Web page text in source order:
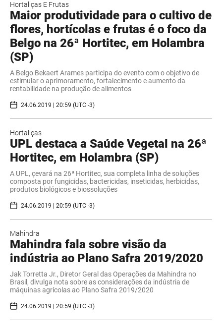
Hortaliças E Frutas
Maior produtividade para o cultivo de
flores, hortícolas e frutas é o foco da
Belgo na 26ª Hortitec, em Holambra
(SP)
A Belgo Bekaert Arames participa do evento com o objetivo de
estimular o aprimoramento, fortalecimento e aumento da
rentabilidade na produção de alimentos
24.06.2019 | 20:59 (UTC -3)
Hortaliças
UPL destaca a Saúde Vegetal na 26ª
Hortitec, em Holambra (SP)
A UPL, çevará na 26ª Hortitec, sua completa linha de soluções
composta por fungicidas, bactericidas, inseticidas, herbicidas,
produtos biológicos e biossoluções
24.06.2019 | 20:59 (UTC -3)
Mahindra
Mahindra fala sobre visão da
indústria ao Plano Safra 2019/2020
Jak Torretta Jr., Diretor Geral das Operações da Mahindra no
Brasil, divulga nota sobre as considerações da indústria de
máquinas agrícolas ao Plano Safra 2019/2020
24.06.2019 | 20:59 (UTC -3)